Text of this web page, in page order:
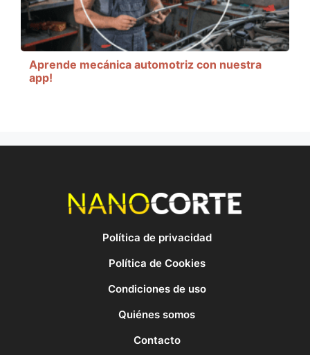
Aprende mecánica automotriz con nuestra
app!
Política de privacidad
Política de Cookies
Condiciones de uso
Quiénes somos
Contacto